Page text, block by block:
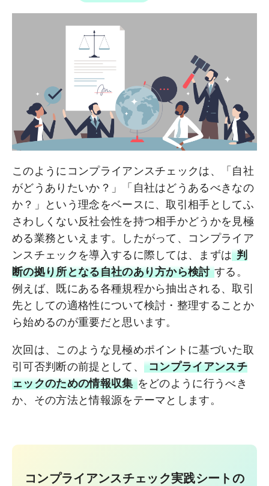
このようにコンプライアンスチェックは、「自社
がどうありたいか？」「自社はどうあるべきなの
か？」という理念をベースに、取引相手としてふ
さわしくない反社会性を持つ相手かどうかを見極
める業務といえます。したがって、コンプライア
ンスチェックを導入するに際しては、まずは 判
断の拠り所となる自社のあり方から検討 する。
例えば、既にある各種規程から抽出される、取引
先としての適格性について検討・整理することか
ら始めるのが重要だと思います。
次回は、このような見極めポイントに基づいた取
引可否判断の前提として、
コンプライアンスチ
ェックのための情報収集 をどのように行うべき
か、その方法と情報源をテーマとします。
コンプライアンスチェック実践シートの